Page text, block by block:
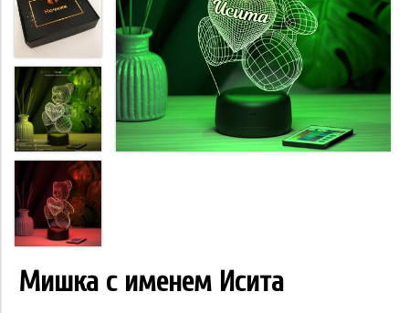
Мишка с именем Исита